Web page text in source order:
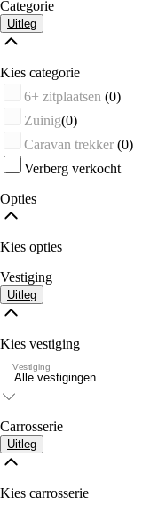
Categorie
Uitleg
Kies categorie
6+ zitplaatsen (0)
Zuinig(0)
Caravan trekker (0)
Verberg verkocht
Opties
Kies opties
Vestiging
Uitleg
Kies vestiging
Vestiging
Carrosserie
Uitleg
Kies carrosserie